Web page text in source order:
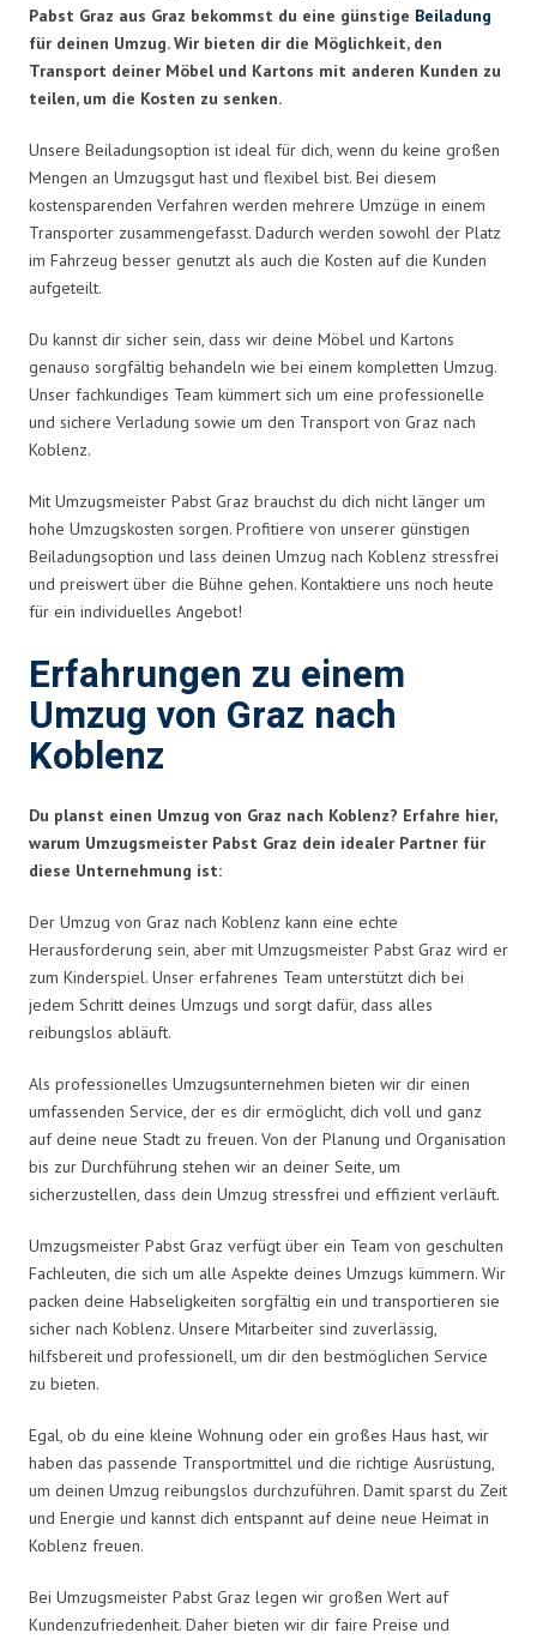
Pabst Graz aus Graz bekommst du eine günstige Beiladung
für deinen Umzug. Wir bieten dir die Möglichkeit, den
Transport deiner Möbel und Kartons mit anderen Kunden zu
teilen, um die Kosten zu senken.
Unsere Beiladungsoption ist ideal für dich, wenn du keine großen
Mengen an Umzugsgut hast und flexibel bist. Bei diesem
kostensparenden Verfahren werden mehrere Umzüge in einem
Transporter zusammengefasst. Dadurch werden sowohl der Platz
im Fahrzeug besser genutzt als auch die Kosten auf die Kunden
aufgeteilt.
Du kannst dir sicher sein, dass wir deine Möbel und Kartons
genauso sorgfältig behandeln wie bei einem kompletten Umzug.
Unser fachkundiges Team kümmert sich um eine professionelle
und sichere Verladung sowie um den Transport von Graz nach
Koblenz.
Mit Umzugsmeister Pabst Graz brauchst du dich nicht länger um
hohe Umzugskosten sorgen. Profitiere von unserer günstigen
Beiladungsoption und lass deinen Umzug nach Koblenz stressfrei
und preiswert über die Bühne gehen. Kontaktiere uns noch heute
für ein individuelles Angebot!
Erfahrungen zu einem
Umzug von Graz nach
Koblenz
Du planst einen Umzug von Graz nach Koblenz? Erfahre hier,
warum Umzugsmeister Pabst Graz dein idealer Partner für
diese Unternehmung ist:
Der Umzug von Graz nach Koblenz kann eine echte
Herausforderung sein, aber mit Umzugsmeister Pabst Graz wird er
zum Kinderspiel. Unser erfahrenes Team unterstützt dich bei
jedem Schritt deines Umzugs und sorgt dafür, dass alles
reibungslos abläuft.
Als professionelles Umzugsunternehmen bieten wir dir einen
umfassenden Service, der es dir ermöglicht, dich voll und ganz
auf deine neue Stadt zu freuen. Von der Planung und Organisation
bis zur Durchführung stehen wir an deiner Seite, um
sicherzustellen, dass dein Umzug stressfrei und effizient verläuft.
Umzugsmeister Pabst Graz verfügt über ein Team von geschulten
Fachleuten, die sich um alle Aspekte deines Umzugs kümmern. Wir
packen deine Habseligkeiten sorgfältig ein und transportieren sie
sicher nach Koblenz. Unsere Mitarbeiter sind zuverlässig,
hilfsbereit und professionell, um dir den bestmöglichen Service
zu bieten.
Egal, ob du eine kleine Wohnung oder ein großes Haus hast, wir
haben das passende Transportmittel und die richtige Ausrüstung,
um deinen Umzug reibungslos durchzuführen. Damit sparst du Zeit
und Energie und kannst dich entspannt auf deine neue Heimat in
Koblenz freuen.
Bei Umzugsmeister Pabst Graz legen wir großen Wert auf
Kundenzufriedenheit. Daher bieten wir dir faire Preise und